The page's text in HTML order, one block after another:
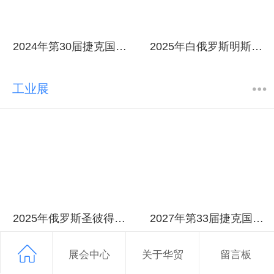
2024年第30届捷克国际电力、照明及新能源展览会 2025年白俄罗斯明斯克电力能源展
工业展
2025年俄罗斯圣彼得堡国际自动化展览会 2027年第33届捷克国际电气工程及自动化展览会
照明展 展会中心 关于华贸 留言板